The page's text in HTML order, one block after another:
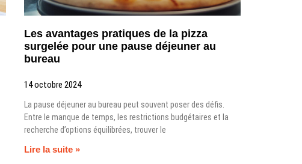
Les avantages pratiques de la pizza
surgelée pour une pause déjeuner au
bureau
14 octobre 2024
La pause déjeuner au bureau peut souvent poser des défis.
Entre le manque de temps, les restrictions budgétaires et la
recherche d’options équilibrées, trouver le
Lire la suite »